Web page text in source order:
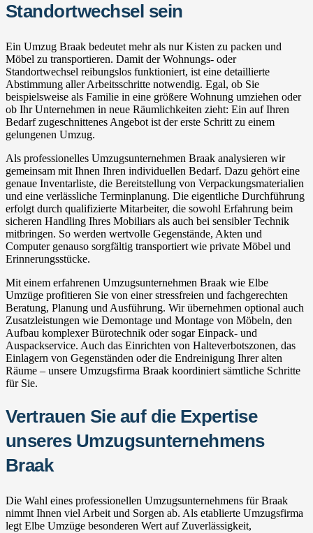
Standortwechsel sein
Ein Umzug Braak bedeutet mehr als nur Kisten zu packen und
Möbel zu transportieren. Damit der Wohnungs- oder
Standortwechsel reibungslos funktioniert, ist eine detaillierte
Abstimmung aller Arbeitsschritte notwendig. Egal, ob Sie
beispielsweise als Familie in eine größere Wohnung umziehen oder
ob Ihr Unternehmen in neue Räumlichkeiten zieht: Ein auf Ihren
Bedarf zugeschnittenes Angebot ist der erste Schritt zu einem
gelungenen Umzug.
Als professionelles Umzugsunternehmen Braak analysieren wir
gemeinsam mit Ihnen Ihren individuellen Bedarf. Dazu gehört eine
genaue Inventarliste, die Bereitstellung von Verpackungsmaterialien
und eine verlässliche Terminplanung. Die eigentliche Durchführung
erfolgt durch qualifizierte Mitarbeiter, die sowohl Erfahrung beim
sicheren Handling Ihres Mobiliars als auch bei sensibler Technik
mitbringen. So werden wertvolle Gegenstände, Akten und
Computer genauso sorgfältig transportiert wie private Möbel und
Erinnerungsstücke.
Mit einem erfahrenen Umzugsunternehmen Braak wie Elbe
Umzüge profitieren Sie von einer stressfreien und fachgerechten
Beratung, Planung und Ausführung. Wir übernehmen optional auch
Zusatzleistungen wie Demontage und Montage von Möbeln, den
Aufbau komplexer Bürotechnik oder sogar Einpack- und
Auspackservice. Auch das Einrichten von Halteverbotszonen, das
Einlagern von Gegenständen oder die Endreinigung Ihrer alten
Räume – unsere Umzugsfirma Braak koordiniert sämtliche Schritte
für Sie.
Vertrauen Sie auf die Expertise
unseres Umzugsunternehmens
Braak
Die Wahl eines professionellen Umzugsunternehmens für Braak
nimmt Ihnen viel Arbeit und Sorgen ab. Als etablierte Umzugsfirma
legt Elbe Umzüge besonderen Wert auf Zuverlässigkeit,